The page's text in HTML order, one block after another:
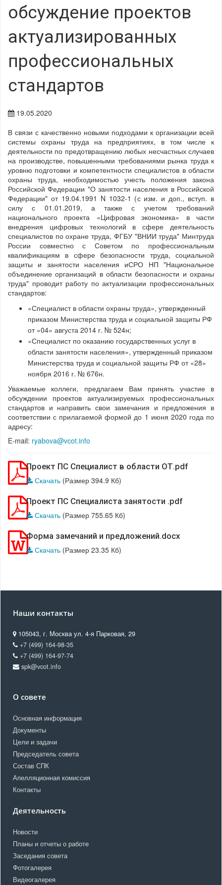
обсуждение проектов
актуализированных
профессиональных
стандартов
19.05.2020
В связи с качественно новыми подходами к организации всей
системы охраны труда на предприятиях, в том числе к
деятельности по предотвращению любых несчастных случаев
на производстве, повышенными требованиями рынка труда к
уровню подготовки и компетентности специалистов в области
охраны труда, необходимостью учесть положения закона
Российской Федерации "О занятости населения в Российской
Федерации" от 19.04.1991 N 1032-1 (с изм. и доп., вступ. в
силу с 01.01.2019, а также с учетом требований
национального проекта «Цифровая экономика» в части
внедрения цифровых технологий в сфере деятельность
специалистов по охране труда, ФГБУ "ВНИИ труда" Минтруда
России совместно с Советом по профессиональным
квалификациям в сфере безопасности труда, социальной
защиты и занятости населения иСРО НП "Национальное
объединение организаций в области безопасности и охраны
труда" проводит работу по актуализации профессиональных
стандартов:
«Специалист в области охраны труда», утвержденный
приказом Министерства труда и социальной защиты РФ
от «04» августа 2014 г. № 524н;
«Специалист по оказанию государственных услуг в
области занятости населения», утвержденный приказом
Министерства труда и социальной защиты РФ от «28»
ноября 2016 г. № 676н.
Уважаемые коллеги, предлагаем Вам принять участие в
обсуждении проектов актуализируемых профессиональных
стандартов и направить свои замечания и предложения в
соответствии с прилагаемой формой до 1 июня 2020 года по
адресу:
E-mail: ryabova@vcot.info
Проект ПС Специалист в области ОТ.pdf
Скачать (Размер 394.9 Кб)
Проект ПС Специалиста занятости .pdf
Скачать (Размер 755.65 Кб)
Форма замечаний и предложений.docx
Скачать (Размер 23.35 Кб)
Наши контакты
105043, г. Москва ул. 4-я Парковая, 29
+7 (499) 164-98-35
+7 (499) 164-97-74
spk@vcot.info
О совете
Основная информация
Документы
Цели и задачи
Председатель совета
Состав СПК
Апелляционная комиссия
Контакты
Деятельность
Новости
Планы и отчеты о работе
Заседания совета
Фотогалерея
Видеогалерея